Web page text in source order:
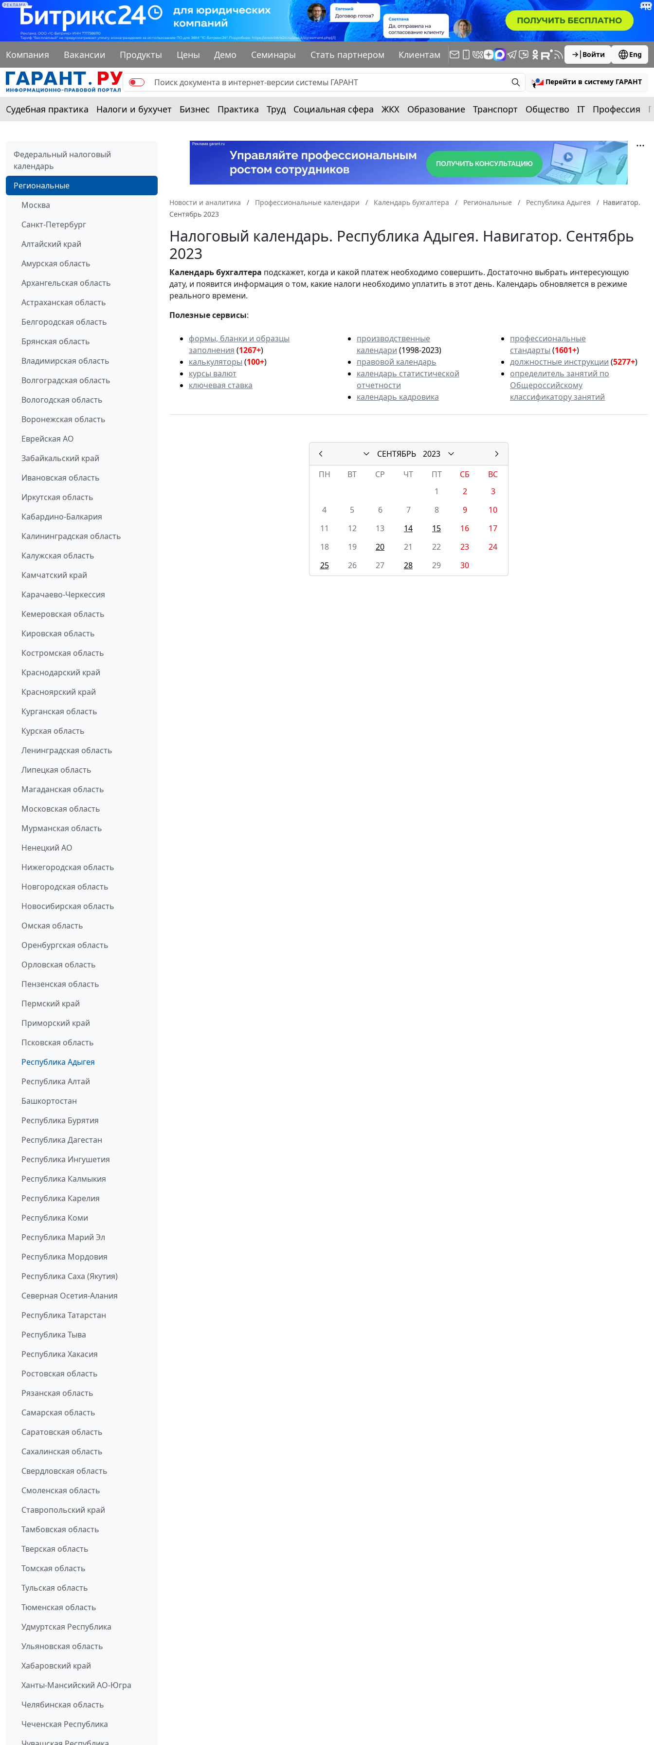
РЕКЛАМА
Компания Вакансии Продукты Цены Демо Семинары Стать партнером Клиентам Войти Eng
Перейти в систему ГАРАНТ
Судебная практика Налоги и бухучет Бизнес Практика Труд Социальная сфера ЖКХ Образование Транспорт Общество IT Профессия
Федеральный налоговый
календарь
Региональные
Москва
Санкт-Петербург
Алтайский край
Амурская область
Архангельская область
Астраханская область
Белгородская область
Брянская область
Владимирская область
Волгоградская область
Вологодская область
Воронежская область
Еврейская АО
Забайкальский край
Ивановская область
Иркутская область
Кабардино-Балкария
Калининградская область
Калужская область
Камчатский край
Карачаево-Черкессия
Кемеровская область
Кировская область
Костромская область
Краснодарский край
Красноярский край
Курганская область
Курская область
Ленинградская область
Липецкая область
Магаданская область
Московская область
Мурманская область
Ненецкий АО
Нижегородская область
Новгородская область
Новосибирская область
Омская область
Оренбургская область
Орловская область
Пензенская область
Пермский край
Приморский край
Псковская область
Республика Адыгея
Республика Алтай
Башкортостан
Республика Бурятия
Республика Дагестан
Республика Ингушетия
Республика Калмыкия
Республика Карелия
Республика Коми
Республика Марий Эл
Республика Мордовия
Республика Саха (Якутия)
Северная Осетия-Алания
Республика Татарстан
Республика Тыва
Республика Хакасия
Ростовская область
Рязанская область
Самарская область
Саратовская область
Сахалинская область
Свердловская область
Смоленская область
Ставропольский край
Тамбовская область
Тверская область
Томская область
Тульская область
Тюменская область
Удмуртская Республика
Ульяновская область
Хабаровский край
Ханты-Мансийский АО-Югра
Челябинская область
Чеченская Республика
Новости и аналитика Профессиональные календари Календарь бухгалтера Региональные Республика Адыгея
Навигатор.
Сентябрь 2023
Налоговый календарь. Республика Адыгея. Навигатор. Сентябрь
2023
Календарьбухгалтера подскажет, когда и какой платеж необходимо совершить. Достаточно выбрать интересующую
дату, и появится информация о том, какие налоги необходимо уплатить в этот день. Календарь обновляется в режиме
реального времени.
Полезные сервисы:
формы, бланки и образцы
заполнения (1267+)
калькуляторы (100+)
курсы валют
ключевая ставка
производственные
календари (1998-2023)
правовой календарь
календарь статистической
отчетности
календарь кадровика
профессиональные
стандарты (1601+)
должностные инструкции (5277+)
определитель занятий по
Общероссийскому
классификатору занятий
СЕНТЯБРЬ
2023
ПН
ВТ СР ЧТ ПТ СБ
ВС
1
2
3
4
5 6 7 8 9
10
11
12 13 14 15 16
17
18
19 20 21 22 23
24
25
26 27 28 29 30